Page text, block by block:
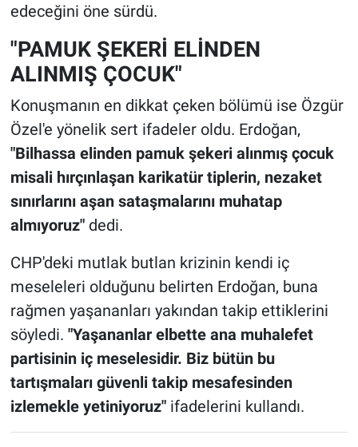
edeceğini öne sürdü.
"PAMUK ŞEKERİ ELİNDEN
ALINMIŞ ÇOCUK"
Konuşmanın en dikkat çeken bölümü ise Özgür
Özel'e yönelik sert ifadeler oldu. Erdoğan,
"Bilhassa elinden pamuk şekeri alınmış çocuk
misali hırçınlaşan karikatür tiplerin, nezaket
sınırlarını aşan sataşmalarını muhatap
almıyoruz"dedi.
CHP'deki mutlak butlan krizinin kendi iç
meseleleri olduğunu belirten Erdoğan, buna
rağmen yaşananları yakından takip ettiklerini
söyledi. "Yaşananlar elbette ana muhalefet
partisinin iç meselesidir. Biz bütün bu
tartışmaları güvenli takip mesafesinden
izlemekle yetiniyoruz"ifadelerini kullandı.